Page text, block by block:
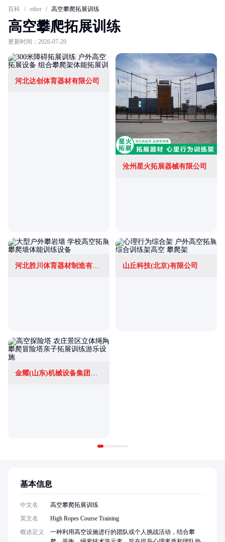
百科 / other / 高空攀爬拓展训练
高空攀爬拓展训练
更新时间：2026-07-20
河北达创体育器材有限公司
沧州星火拓展器械有限公司
河北胜川体育器材制造有限公司 山丘科技(北京)有限公司
金耀(山东)机械设备集团有限公司
基本信息
中文名
高空攀爬拓展训练
英文名
High Ropes Course Training
概述定义
一种利用高空设施进行的团队或个人挑战活动，结合攀